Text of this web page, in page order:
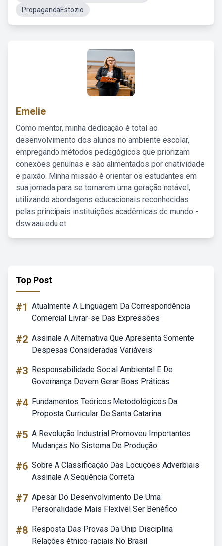
PropagandaEstozio
Emelie
Como mentor, minha dedicação é total ao
desenvolvimento dos alunos no ambiente escolar,
empregando métodos pedagógicos que priorizam
conexões genuínas e são alimentados por criatividade
e paixão. Minha missão é orientar os estudantes em
sua jornada para se tornarem uma geração notável,
utilizando abordagens educacionais reconhecidas
pelas principais instituições acadêmicas do mundo -
dsw.aau.edu.et.
Top Post
#1 Atualmente A Linguagem Da Correspondência
Comercial Livrar-se Das Expressões
#2 Assinale A Alternativa Que Apresenta Somente
Despesas Consideradas Variáveis
#3 Responsabilidade Social Ambiental E De
Governança Devem Gerar Boas Práticas
#4 Fundamentos Teóricos Metodológicos Da
Proposta Curricular De Santa Catarina.
#5 A Revolução Industrial Promoveu Importantes
Mudanças No Sistema De Produção
#6 Sobre A Classificação Das Locuções Adverbiais
Assinale A Sequência Correta
#7 Apesar Do Desenvolvimento De Uma
Personalidade Mais Flexível Ser Benéfico
#8 Resposta Das Provas Da Unip Disciplina
Relações étnico-raciais No Brasil